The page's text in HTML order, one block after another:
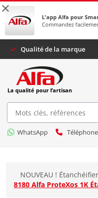
×
L'app Alfa pour
Commandez
Qualité de la marque
La qualité pour l’artisan
WhatsApp
NOUVEAU !
8180 Alfa ProteXos 1K